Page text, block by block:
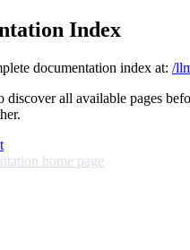
Index
documentation index at: /
discover all available pages
home page